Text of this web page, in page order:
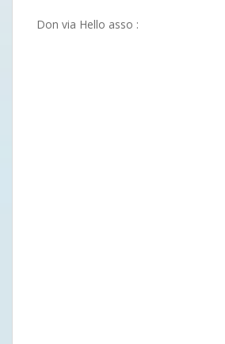
Don via Hello asso :